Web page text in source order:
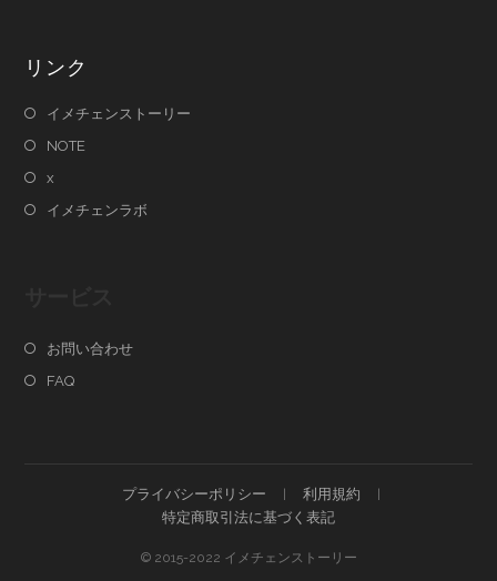
リンク
イメチェンストーリー
NOTE
x
イメチェンラボ
お問い合わせ
FAQ
プライバシーポリシー
利用規約
特定商取引法に基づく表記
© 2015-2022 イメチェンストーリー